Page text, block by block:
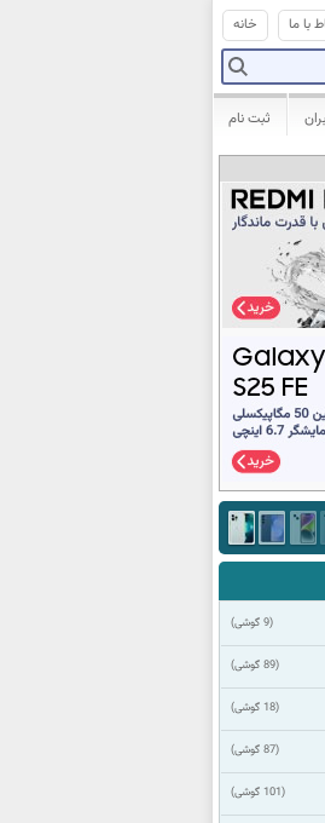
خانه با ما
ثبت نام
(9 گوشی)
(89 گوشی)
(18 گوشی)
(87 گوشی)
(101 گوشی)